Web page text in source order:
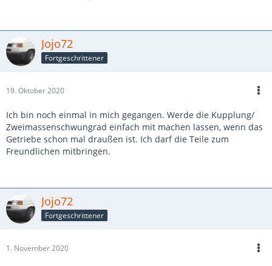
Jojo72
Fortgeschrittener
19. Oktober 2020
Ich bin noch einmal in mich gegangen. Werde die Kupplung/
Zweimassenschwungrad einfach mit machen lassen, wenn das
Getriebe schon mal draußen ist. Ich darf die Teile zum
Freundlichen mitbringen.
Jojo72
Fortgeschrittener
1. November 2020